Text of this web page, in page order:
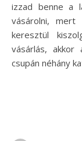
izzad benne a
vásárolni, mert
keresztül
vásárlás, akkor
csupán néhány